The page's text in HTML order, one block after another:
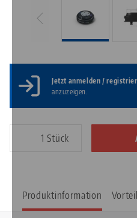
Jetzt anmelden /
anzuzeigen.
Stück
Produktinformation